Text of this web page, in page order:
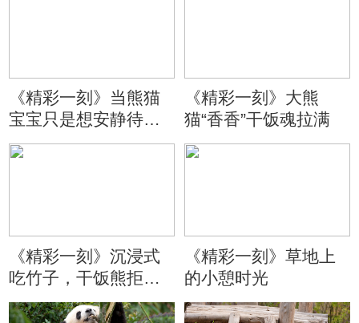
《精彩一刻》当熊猫
宝宝只是想安静待会
儿
《精彩一刻》大熊
猫“香香”干饭魂拉满
《精彩一刻》沉浸式
吃竹子，干饭熊拒绝
分心
《精彩一刻》草地上
的小憩时光